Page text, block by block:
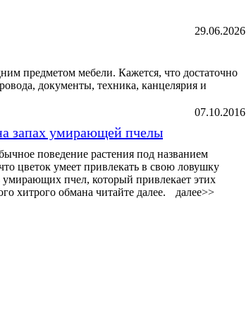
29.06.2026
предметом мебели. Кажется, что достаточно
документы, техника, канцелярия и
07.10.2016
запах умирающей пчелы
поведение растения под названием
цветок умеет привлекать в свою ловушку
умирающих пчел, который привлекает этих
хитрого обмана читайте далее.
далее>>